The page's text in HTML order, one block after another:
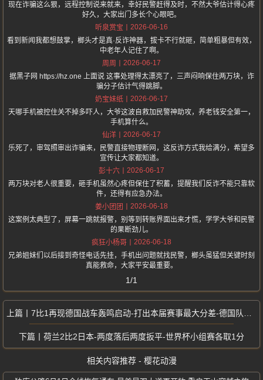
现在诈骗这么狠，远程控制说来就来，幸好民警赶得及时，不然大爷估计得心疼
好久，大家出门多长个心眼吧。
听泉赏宝
2026-06-16
看到新闻我都想鼓掌，榔头才是真·反诈神器，拔卡不行就砸，简单粗暴但有效，
中老年人记住了啊。
周周
2026-06-17
据黑子网 https://hz.one 上面说 这事处理得太漂亮了，三声闷响保住两万块，诈
骗分子估计气得跳脚。
奶宝妹纸
2026-06-17
天哪手机被控住关不掉多吓人，大爷这波自救加民警神助攻，养老钱安全第一，
手机算什么。
仙洋
2026-06-17
乐死了，审驾照审出诈骗来，民警直接物理断网，这反诈方式我给满分，希望多
宣传让大家都知道。
彭十六
2026-06-17
两万块对老人很重要，砸手机虽然心疼但保住了积蓄，提醒我们反诈不能只靠软
件，还得有应急办法。
姜小团团
2026-06-18
这案例太典型了，屏幕一跳就报警，别等到转账界面出来才慌，学学大爷和民警
的果断劲儿。
疯狂小杨哥
2026-06-18
兄弟姐妹们以后接到奇怪电话先挂，手机出问题就找民警，榔头虽猛但关键时刻
真能救命，大家平安最重要。
1/1
7比1再现德国战车轰鸣启动-打出本届赛事最大分差-德国队击败库拉索队
荷兰2比2日本-两度落后两度扳平-世界杯小组赛各取1分
相关内容推荐 - 樱花动漫